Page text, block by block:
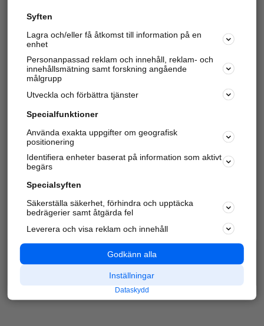
Har du redan verifierat ditt företag? Logga in
Varje vecka besöker du och4 miljoner
andra
härliga användare oss för att hitta rätt lokal
information om företag, privatpersoner och
platser.
Syften
Lagra och/eller få åtkomst till information på en
enhet
Personanpassad reklam och innehåll, reklam- och
innehållsmätning samt forskning angående
målgrupp
Utveckla och förbättra tjänster
Specialfunktioner
Använda exakta uppgifter om geografisk
positionering
Identifiera enheter baserat på information som aktivt
begärs
Specialsyften
Säkerställa säkerhet, förhindra och upptäcka
bedrägerier samt åtgärda fel
Leverera och visa reklam och innehåll
Godkänn alla
Inställningar
Dataskydd